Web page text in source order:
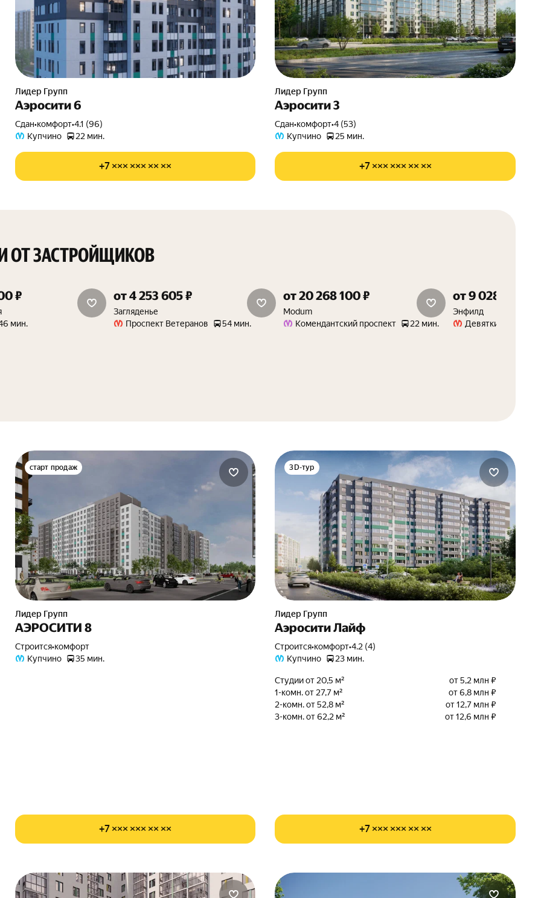
Лидер Групп
Аэросити 6
Сдан•комфорт•4.1 (96)
Купчино
22 мин.
+7 ××× ××× ×× ××
Лидер Групп
Аэросити 3
Сдан•комфорт•4 (53)
Купчино
25 мин.
+7 ××× ××× ×× ××
ЗАСТРОЙЩИКОВ
₽
мин.
скидка 15%
от 4 253 605 ₽
Загляденье
Проспект Ветеранов
54 мин.
скидка 15%
от 20 268 100 ₽
Modum
Комендантский проспект
22 мин.
скидка 15%
от 9 028 000 ₽
Энфилд
Девяткино
старт продаж
Лидер Групп
АЭРОСИТИ 8
Строится•комфорт
Купчино
35 мин.
+7 ××× ××× ×× ××
3D-тур
Лидер Групп
Аэросити Лайф
Строится•комфорт•4.2 (4)
Купчино
23 мин.
Студии от 20,5 м²
от 5,2 млн ₽
1-комн. от 27,7 м²
от 6,8 млн ₽
2-комн. от 52,8 м²
от 12,7 млн ₽
3-комн. от 62,2 м²
от 12,6 млн ₽
+7 ××× ××× ×× ××